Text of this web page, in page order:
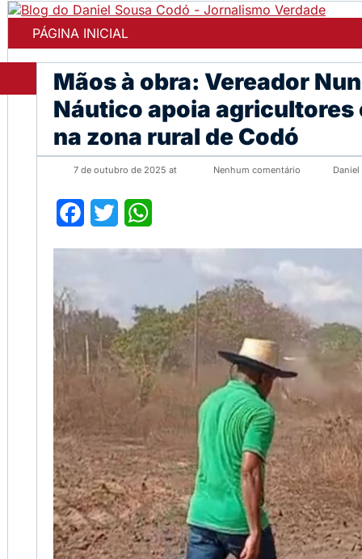
PÁGINA INICIAL
Mãos à obra: Vereador
Náutico apoia agricultores
na zona rural de Codó
7 de outubro de 2025 at Nenhum comentário
Facebook
Twitter